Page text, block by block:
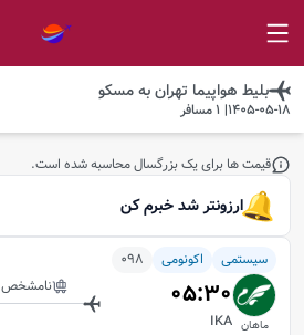
بلیط هواپیما تهرانبهمسکو
1405-05-18
|
1مسافر
قیمت ها برای یک بزرگسال محاسبه شده است.
ارزونتر شد خبرم کن
سیستمی اکونومی 098
ماهان
05:30 نامشخص
IKA